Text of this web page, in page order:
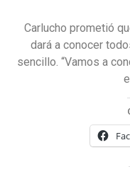
Carlucho prometió
dará a conocer
sencillo. “Vamos a